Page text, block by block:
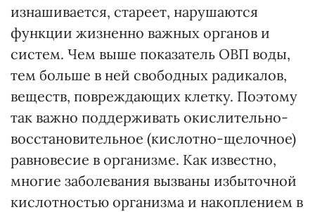
изнашивается, стареет, нарушаются
функции жизненно важных органов и
систем. Чем выше показатель ОВП воды,
тем больше в ней свободных радикалов,
веществ, повреждающих клетку. Поэтому
так важно поддерживать окислительно-
восстановительное (кислотно-щелочное)
равновесие в организме. Как известно,
многие заболевания вызваны избыточной
кислотностью организма и накоплением в